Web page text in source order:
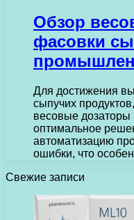
Обзор
фасовки
Для достижения
сыпучих
весовые дозаторы
оптимальное
автоматизацию
ошибки, что
Свежие записи